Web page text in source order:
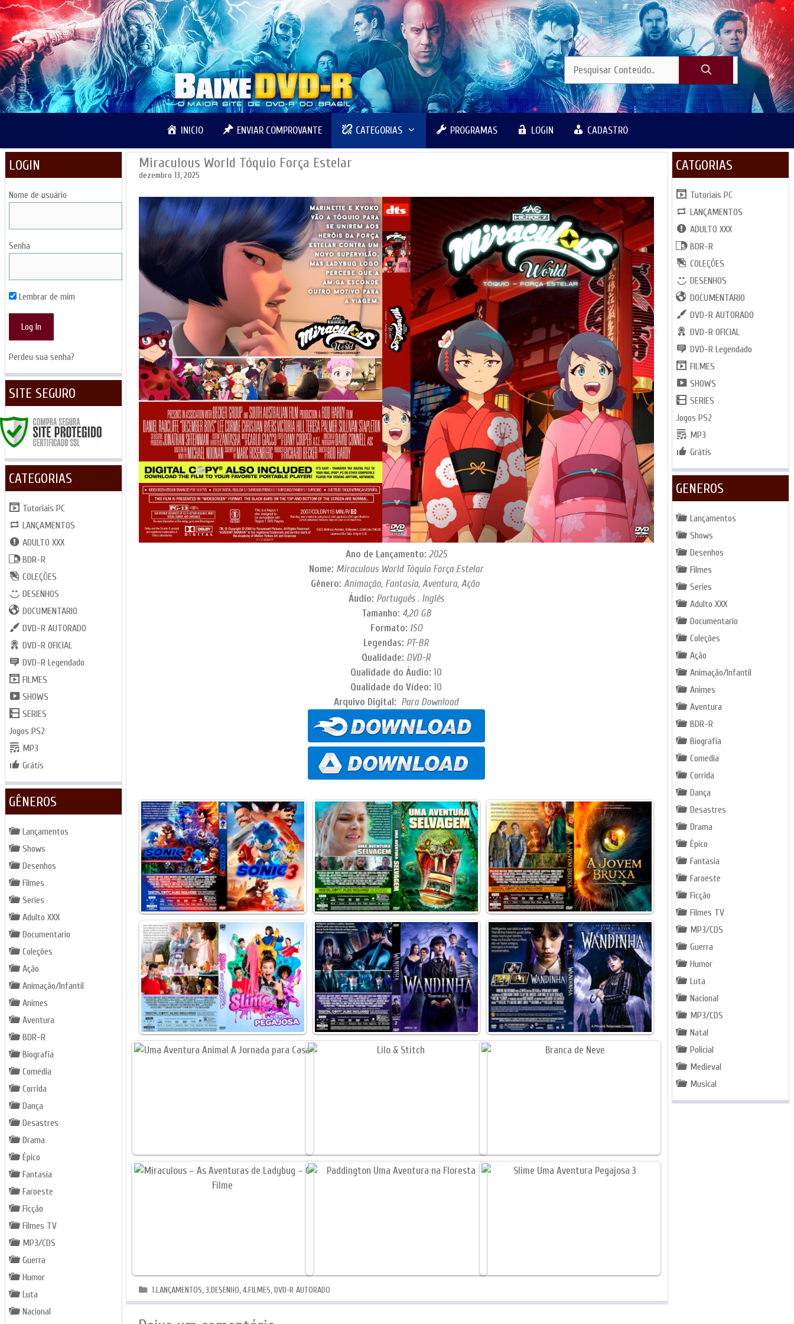
Pular
para
o
conteúdo
INICIO ENVIAR COMPROVANTE CATEGORIAS PROGRAMAS LOGIN CADASTRO
Miraculous World Tóquio Força Estelar
dezembro 13, 2025
Ano de Lançamento: 2025
Nome: Miraculous World Tóquio Força Estelar
Gênero: Animação, Fantasia, Aventura, Ação
Áudio: Português . Inglês
Tamanho: 4,20 GB
Formato: ISO
Legendas: PT-BR
Qualidade: DVD-R
Qualidade do Áudio:10
Qualidade do Vídeo:10
Arquivo Digital: Para Download
Categorias
1.LANÇAMENTOS,3.DESENHO,4.FILMES,DVD-R AUTORADO
LOGIN
Nome de usuário
Senha
Lembrar de mim
Perdeu sua senha?
SITE SEGURO
CATEGORIAS
Tutoriais PC
LANÇAMENTOS
ADULTO XXX
BDR-R
COLEÇÕES
DESENHOS
DOCUMENTARIO
DVD-R AUTORADO
DVD-R OFICIAL
DVD-R Legendado
FILMES
SHOWS
SERIES
Jogos PS2
MP3
Grátis
GÊNEROS
Lançamentos
Shows
Desenhos
Filmes
Series
Adulto XXX
Documentario
Coleções
Ação
Animação/Infantil
Animes
Aventura
BDR-R
Biografia
Comedia
Corrida
Dança
Desastres
Drama
Épico
Fantasia
Faroeste
Ficção
Filmes TV
MP3/CDS
Guerra
Humor
Luta
Nacional
CATGORIAS
Tutoriais PC
LANÇAMENTOS
ADULTO XXX
BDR-R
COLEÇÕES
DESENHOS
DOCUMENTARIO
DVD-R AUTORADO
DVD-R OFICIAL
DVD-R Legendado
FILMES
SHOWS
SERIES
Jogos PS2
MP3
Grátis
GENEROS
Lançamentos
Shows
Desenhos
Filmes
Series
Adulto XXX
Documentario
Coleções
Ação
Animação/Infantil
Animes
Aventura
BDR-R
Biografia
Comedia
Corrida
Dança
Desastres
Drama
Épico
Fantasia
Faroeste
Ficção
Filmes TV
MP3/CDS
Guerra
Humor
Luta
Nacional
MP3/CDS
Natal
Policial
Medieval
Musical